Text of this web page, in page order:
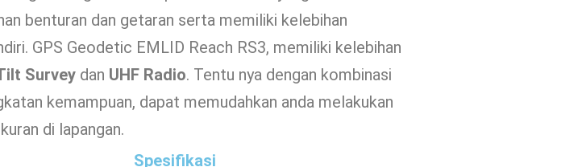
benturan dan getaran serta memiliki kelebihan
GPS Geodetic EMLID Reach RS3, memiliki kelebihan
Survey dan UHF Radio. Tentu nya dengan kombinasi
kemampuan, dapat memudahkan anda melakukan
di lapangan.
Spesifikasi